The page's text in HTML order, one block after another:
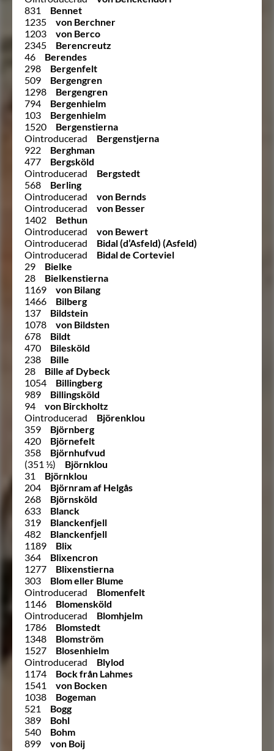
831
Bennet
1235
von Berchner
1203
von Berco
2345
Berencreutz
46
Berendes
298
Bergenfelt
509
Bergengren
1298
Bergengren
794
Bergenhielm
103
Bergenhielm
1520
Bergenstierna
Ointroducerad
Bergenstjerna
922
Berghman
477
Bergsköld
Ointroducerad
Bergstedt
568
Berling
Ointroducerad
von Bernds
Ointroducerad
von Besser
1402
Bethun
Ointroducerad
von Bewert
Ointroducerad
Bidal (d’Asfeld) (Asfeld)
Ointroducerad
Bidal de Corteviel
29
Bielke
28
Bielkenstierna
1169
von Bilang
1466
Bilberg
137
Bildstein
1078
von Bildsten
678
Bildt
470
Bilesköld
238
Bille
28
Bille af Dybeck
1054
Billingberg
989
Billingsköld
94
von Birckholtz
Ointroducerad
Björenklou
359
Björnberg
420
Björnefelt
358
Björnhufvud
(351 ½)
Björnklou
31
Björnklou
204
Björnram af Helgås
268
Björnsköld
633
Blanck
319
Blanckenfjell
482
Blanckenfjell
1189
Blix
364
Blixencron
1277
Blixenstierna
303
Blom eller Blume
Ointroducerad
Blomenfelt
1146
Blomensköld
Ointroducerad
Blomhjelm
1786
Blomstedt
1348
Blomström
1527
Blosenhielm
Ointroducerad
Blylod
1174
Bock från Lahmes
1541
von Bocken
1038
Bogeman
521
Bogg
389
Bohl
540
Bohm
899
von Boij